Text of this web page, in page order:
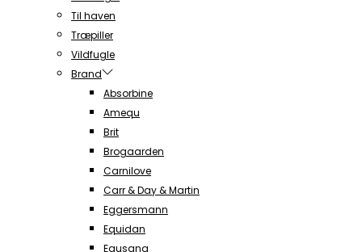
Til haven
Træpiller
Vildfugle
Brand
Absorbine
Amequ
Brit
Brogaarden
Carnilove
Carr & Day & Martin
Eggersmann
Equidan
Equsana